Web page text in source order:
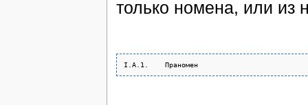
только номена, или из
I.A.1.    Праномен